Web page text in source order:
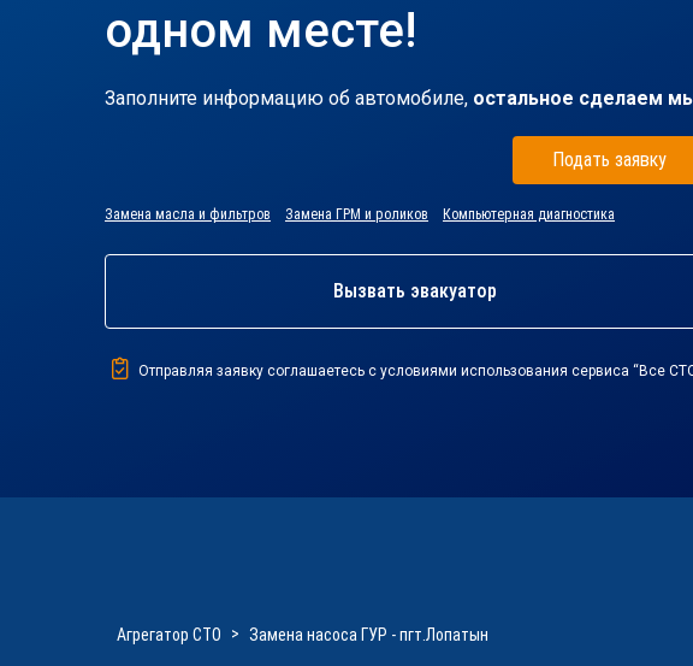
одном месте!
Заполните информацию об автомобиле, остальное сделаем
Подать заявку
Замена масла и фильтров Замена ГРМ и роликов Компьютерная диагностика
Вызвать эвакуатор
Отправляя заявку соглашаетесь с условиями использования сервиса “Все
Агрегатор СТО Замена насоса ГУР - пгт.Лопатын